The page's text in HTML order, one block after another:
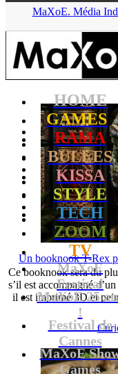
MaXoE. Média
HOME
GAMES
RAMA
BULLES
KISSA
STYLE
TECH
ZOOM
TV
MaXoE
Festival
MaXoE 25
!
Festival de
Cannes
MaXoE
Games
Un booknook T-Rex
Ce booknook sera du
s’il est accompagné
il est imprimé 3D et